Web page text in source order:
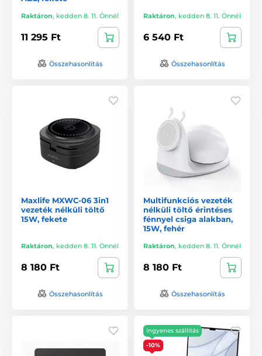
Raktáron, kedden 8. 11. Önnél
11 295 Ft
Összehasonlítás
Raktáron, kedden 8. 11. Önnél
6 540 Ft
Összehasonlítás
Maxlife MXWC-06 3in1
vezeték nélküli töltő
15W, fekete
Raktáron, kedden 8. 11. Önnél
8 180 Ft
Összehasonlítás
Multifunkciós vezeték
nélküli töltő érintéses
fénnyel csiga alakban,
15W, fehér
Raktáron, kedden 8. 11. Önnél
8 180 Ft
Összehasonlítás
Ingyenes szállítás
-10%